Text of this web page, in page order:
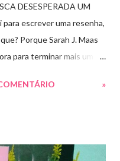
DESESPERADA UM
escrever uma resenha,
Porque Sarah J. Maas
para terminar mais um
ocorre simultaneamente
Dorian e Aelin fizeram e,
»